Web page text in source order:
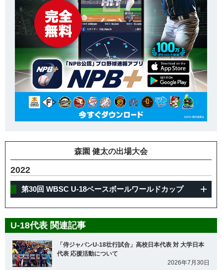
森園 健太の出場大会
2022
第30回 WBSC U-18ベースボールワールドカップ
U-18代表 関連記事
「侍ジャパンU-18壮行試合」高校日本代表 対 大学日本
代表 応援活動について
2026年7月30日